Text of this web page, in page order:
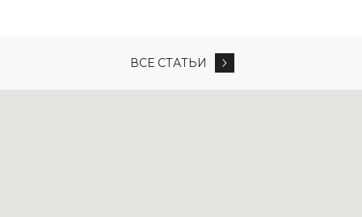
ВСЕ СТАТЬИ